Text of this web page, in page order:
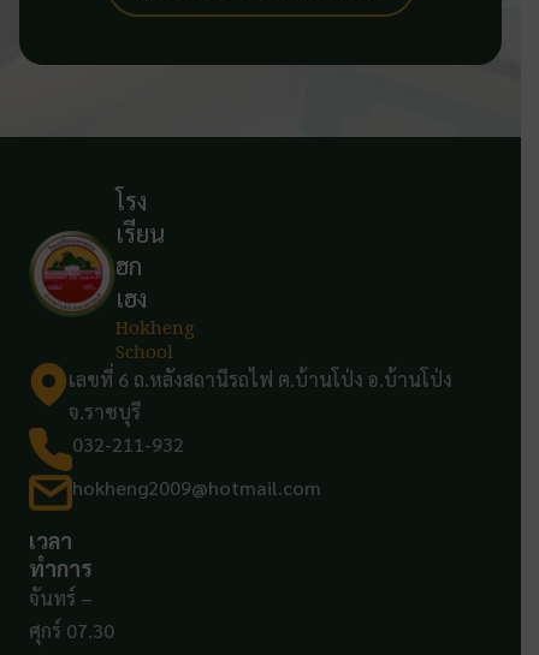
โรง
เรียน
ฮก
เฮง
Hokheng
School
เลขที่ 6 ถ.หลังสถานีรถไฟ ต.บ้านโป่ง อ.บ้านโป่ง
จ.ราชบุรี
032-211-932
hokheng2009@hotmail.com
เวลา
ทำการ
จันทร์ –
ศุกร์ 07.30